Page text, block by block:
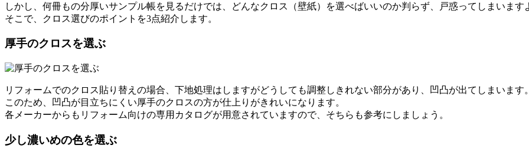
しかし、何冊もの分厚いサンプル帳を見るだけでは、どんなクロス（壁紙）を選べばいいのか判らず、戸惑ってしまいます
そこで、クロス選びのポイントを3点紹介します。
厚手のクロスを選ぶ
リフォームでのクロス貼り替えの場合、下地処理はしますがどうしても調整しきれない部分があり、凹凸が出てしまいます。
このため、凹凸が目立ちにくい厚手のクロスの方が仕上りがきれいになります。
各メーカーからもリフォーム向けの専用カタログが用意されていますので、そちらも参考にしましょう。
少し濃いめの色を選ぶ